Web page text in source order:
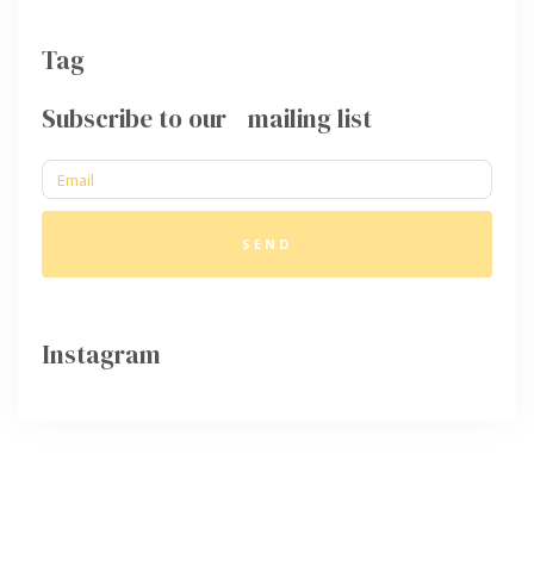
Tag
Subscribe to our mailing list
SEND
Instagram